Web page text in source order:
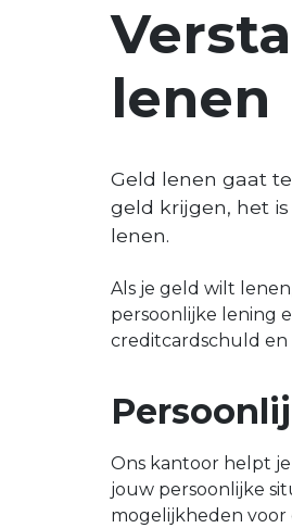
lenen
Geld lenen gaat
geld krijgen, het
lenen.
Als je geld wilt
persoonlijke lening
creditcardschuld en
Ons kantoor helpt
jouw persoonlijke
mogelijkheden